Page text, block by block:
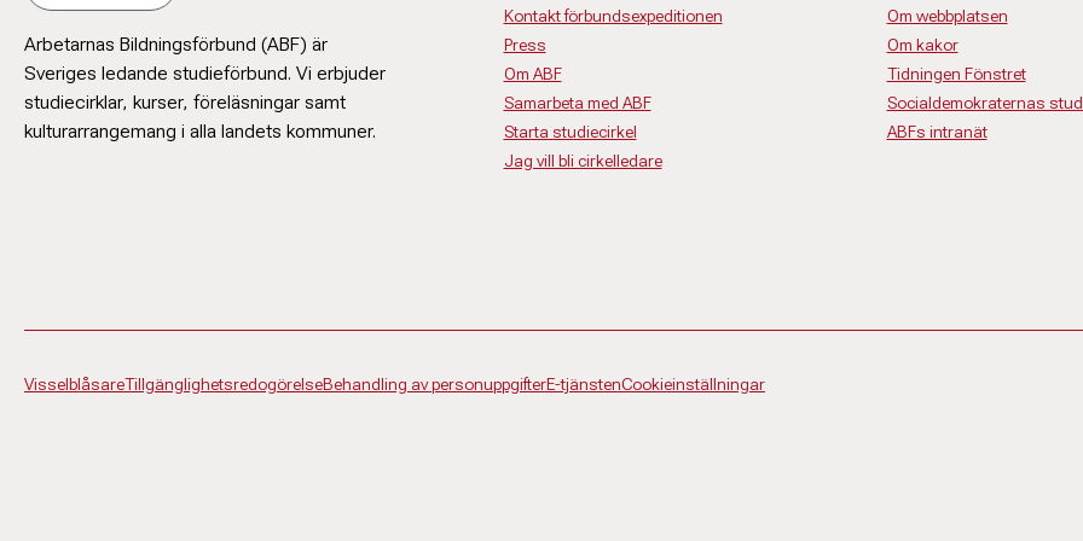
Arbetarnas Bildningsförbund (ABF) är
Sveriges ledande studieförbund. Vi erbjuder
studiecirklar, kurser, föreläsningar samt
kulturarrangemang i alla landets kommuner.
Kontakt förbundsexpeditionen
Press
Om ABF
Samarbeta med ABF
Starta studiecirkel
Jag vill bli cirkelledare
Om webbplatsen
Om kakor
Tidningen Fönstret
Socialdemokraternas
ABFs intranät
VisselblåsareTillgänglighetsredogörelseBehandling av personuppgifterE-tjänstenCookieinställningar